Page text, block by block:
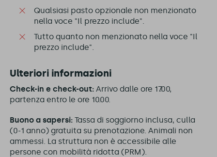
Qualsiasi pasto opzionale non menzionato
nella voce "Il prezzo include".
Tutto quanto non menzionato nella voce "Il
prezzo include".
Ulteriori informazioni
Check-in e check-out: Arrivo dalle ore 17.00,
partenza entro le ore 10.00.
Buono a sapersi: Tassa di soggiorno inclusa, culla
(0-1 anno) gratuita su prenotazione. Animali non
ammessi. La struttura non è accessibile alle
persone con mobilità ridotta (PRM).